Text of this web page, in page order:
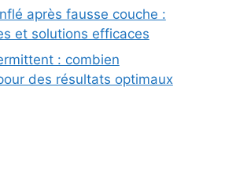
après fausse couche :
et solutions efficaces
: combien
des résultats optimaux